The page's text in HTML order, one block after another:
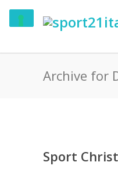
Archive for
Sport